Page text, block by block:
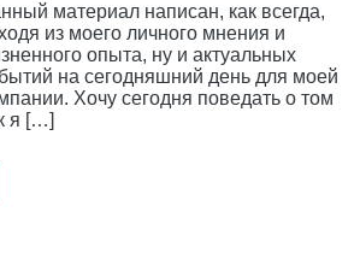
материал написан, как всегда,
из моего личного мнения и
опыта, ну и актуальных
на сегодняшний день для моей
Хочу сегодня поведать о том
я […]